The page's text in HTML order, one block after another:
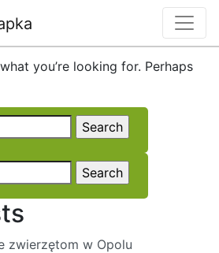
you’re looking for. Perhaps
zwierzętom w Opolu